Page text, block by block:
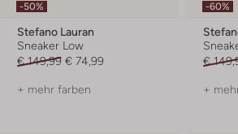
-50%
Stefano Lauran
Sneaker Low
€ 149,99 € 74,99
+ mehr farben
-60%
€
+